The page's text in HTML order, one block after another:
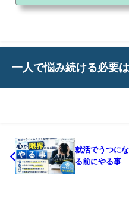
一人で悩み続ける必要
就活でうつに
る前にやる事